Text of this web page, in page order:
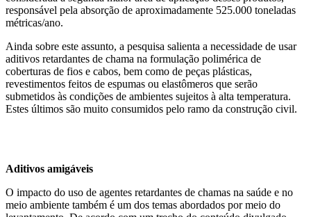
responsável pela absorção de aproximadamente 525.000 toneladas
métricas/ano.
Ainda sobre este assunto, a pesquisa salienta a necessidade de usar
aditivos retardantes de chama na formulação polimérica de
coberturas de fios e cabos, bem como de peças plásticas,
revestimentos feitos de espumas ou elastômeros que serão
submetidos às condições de ambientes sujeitos à alta temperatura.
Estes últimos são muito consumidos pelo ramo da construção civil.
Aditivos amigáveis
O impacto do uso de agentes retardantes de chamas na saúde e no
meio ambiente também é um dos temas abordados por meio do